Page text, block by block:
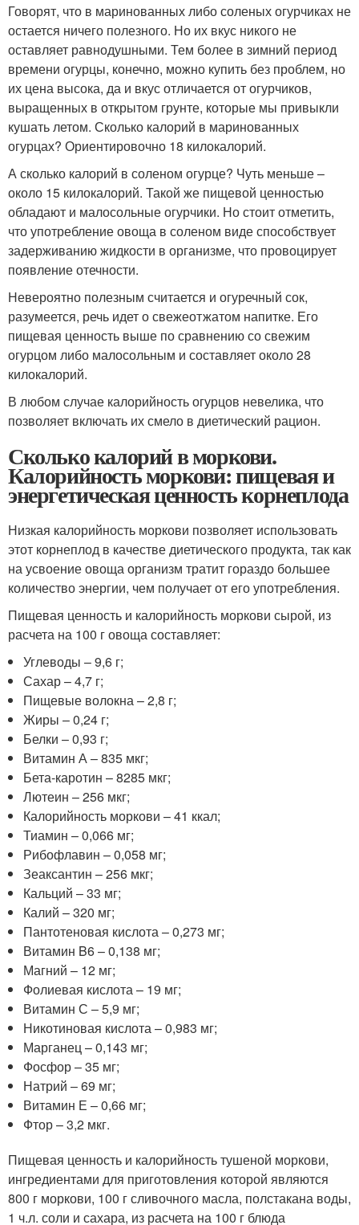
Говорят, что в маринованных либо соленых огурчиках не
остается ничего полезного. Но их вкус никого не
оставляет равнодушными. Тем более в зимний период
времени огурцы, конечно, можно купить без проблем, но
их цена высока, да и вкус отличается от огурчиков,
выращенных в открытом грунте, которые мы привыкли
кушать летом. Сколько калорий в маринованных
огурцах? Ориентировочно 18 килокалорий.
А сколько калорий в соленом огурце? Чуть меньше –
около 15 килокалорий. Такой же пищевой ценностью
обладают и малосольные огурчики. Но стоит отметить,
что употребление овоща в соленом виде способствует
задерживанию жидкости в организме, что провоцирует
появление отечности.
Невероятно полезным считается и огуречный сок,
разумеется, речь идет о свежеотжатом напитке. Его
пищевая ценность выше по сравнению со свежим
огурцом либо малосольным и составляет около 28
килокалорий.
В любом случае калорийность огурцов невелика, что
позволяет включать их смело в диетический рацион.
Сколько калорий в моркови.
Калорийность моркови: пищевая и
энергетическая ценность корнеплода
Низкая калорийность моркови позволяет использовать
этот корнеплод в качестве диетического продукта, так как
на усвоение овоща организм тратит гораздо большее
количество энергии, чем получает от его употребления.
Пищевая ценность и калорийность моркови сырой, из
расчета на 100 г овоща составляет:
Углеводы – 9,6 г;
Сахар – 4,7 г;
Пищевые волокна – 2,8 г;
Жиры – 0,24 г;
Белки – 0,93 г;
Витамин А – 835 мкг;
Бета-каротин – 8285 мкг;
Лютеин – 256 мкг;
Калорийность моркови – 41 ккал;
Тиамин – 0,066 мг;
Рибофлавин – 0,058 мг;
Зеаксантин – 256 мкг;
Кальций – 33 мг;
Калий – 320 мг;
Пантотеновая кислота – 0,273 мг;
Витамин B6 – 0,138 мг;
Магний – 12 мг;
Фолиевая кислота – 19 мг;
Витамин С – 5,9 мг;
Никотиновая кислота – 0,983 мг;
Марганец – 0,143 мг;
Фосфор – 35 мг;
Натрий – 69 мг;
Витамин Е – 0,66 мг;
Фтор – 3,2 мкг.
Пищевая ценность и калорийность тушеной моркови,
ингредиентами для приготовления которой являются
800 г моркови, 100 г сливочного масла, полстакана воды,
1 ч.л. соли и сахара, из расчета на 100 г блюда